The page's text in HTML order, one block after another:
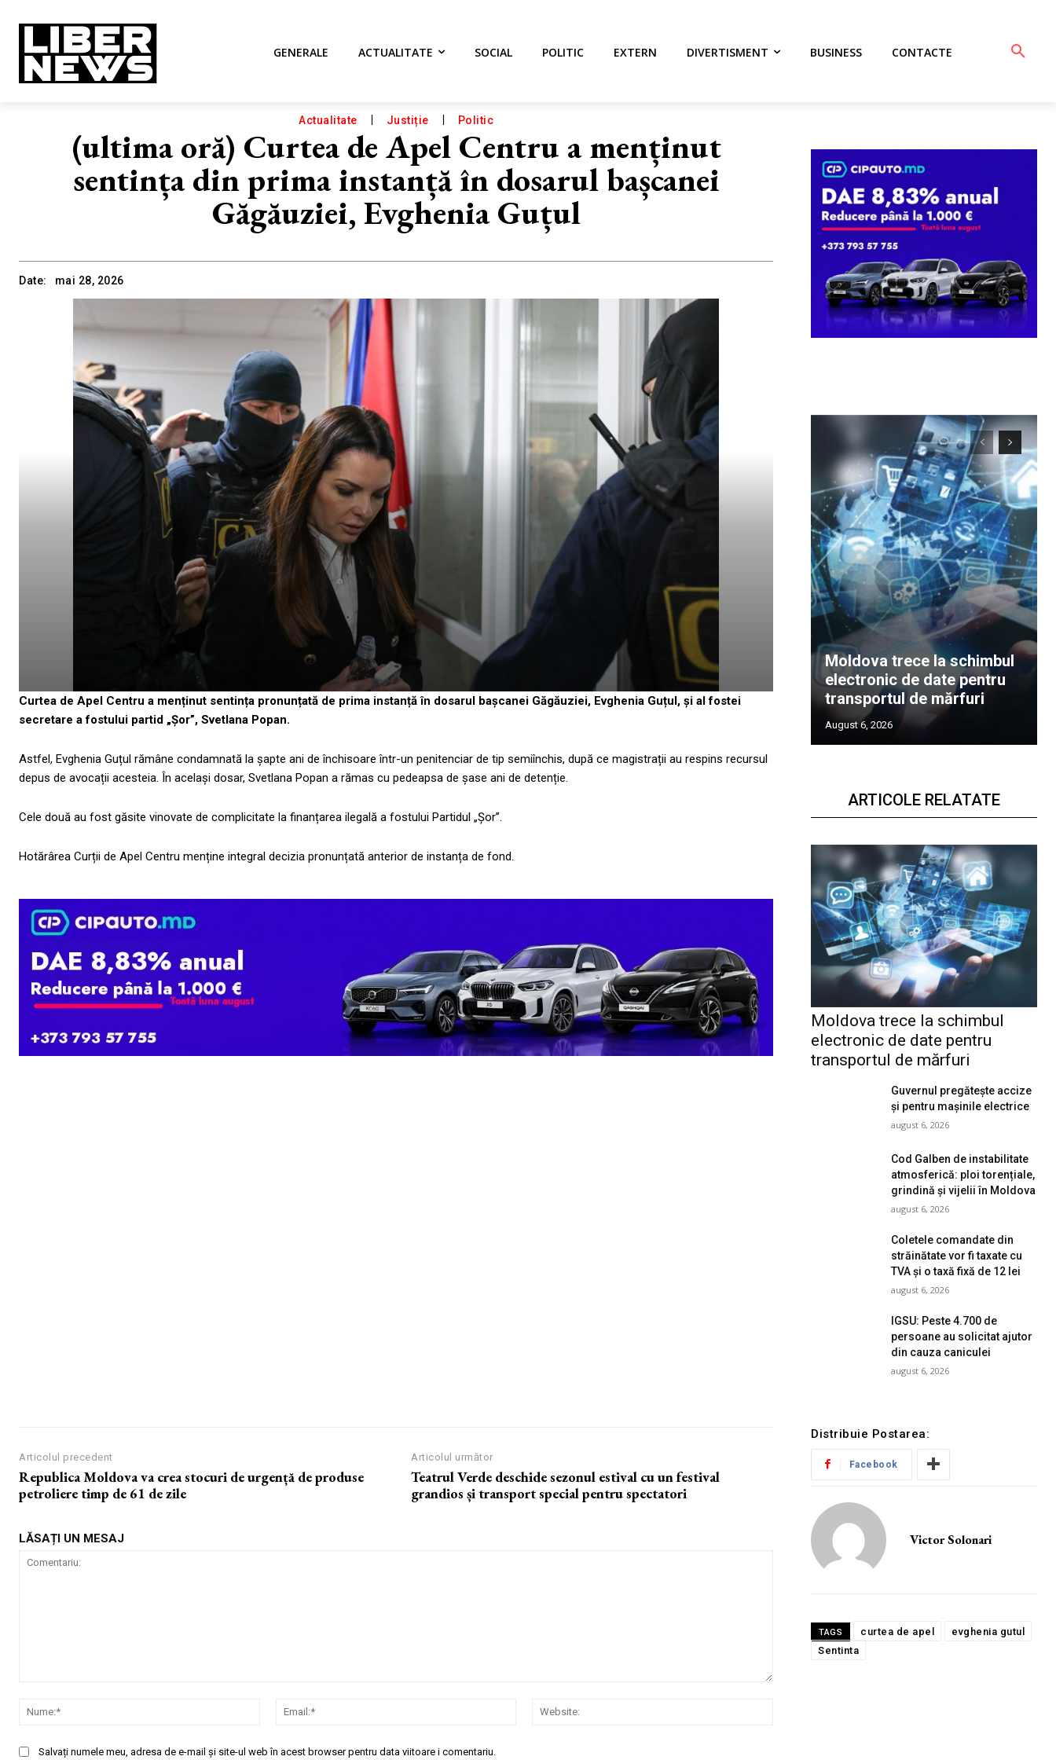
GENERALE ACTUALITATE SOCIAL POLITIC EXTERN DIVERTISMENT BUSINESS CONTACTE
Actualitate Justiție Politic
(ultima oră) Curtea de Apel Centru a menținut
sentința din prima instanță în dosarul bașcanei
Găgăuziei, Evghenia Guțul
Date: mai 28, 2026
Curtea de Apel Centru a menținut sentința pronunțată de prima instanță în dosarul bașcanei Găgăuziei, Evghenia Guțul, și al fostei
secretare a fostului partid „Șor”, Svetlana Popan.
Astfel, Evghenia Guțul rămâne condamnată la șapte ani de închisoare într-un penitenciar de tip semiînchis, după ce magistrații au respins recursul
depus de avocații acesteia. În același dosar, Svetlana Popan a rămas cu pedeapsa de șase ani de detenție.
Cele două au fost găsite vinovate de complicitate la finanțarea ilegală a fostului Partidul „Șor”.
Hotărârea Curții de Apel Centru menține integral decizia pronunțată anterior de instanța de fond.
Moldova trece la schimbul
electronic de date pentru
transportul de mărfuri
August 6, 2026
ARTICOLE RELATATE
Moldova trece la schimbul
electronic de date pentru
transportul de mărfuri
Guvernul pregătește accize
și pentru mașinile electrice
august 6, 2026
Cod Galben de instabilitate
atmosferică: ploi torențiale,
grindină și vijelii în Moldova
august 6, 2026
Coletele comandate din
străinătate vor fi taxate cu
TVA și o taxă fixă de 12 lei
august 6, 2026
IGSU: Peste 4.700 de
persoane au solicitat ajutor
din cauza caniculei
august 6, 2026
Articolul precedent
Republica Moldova va crea stocuri de urgență de produse
petroliere timp de 61 de zile
Articolul următor
Teatrul Verde deschide sezonul estival cu un festival
grandios și transport special pentru spectatori
LĂSAȚI UN MESAJ
Nume:*
Email:*
Salvați numele meu, adresa de e-mail și site-ul web în acest browser pentru data viitoare i comentariu.
Distribuie Postarea:
Facebook
Victor Solonari
TAGS curtea de apel
evghenia gutul
Sentinta